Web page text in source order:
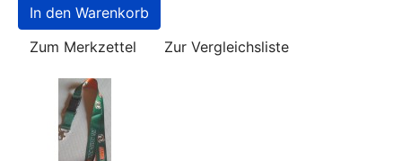
Zum Merkzettel Zur Vergleichsliste